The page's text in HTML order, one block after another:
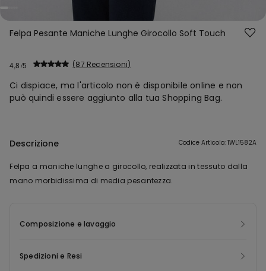
Felpa Pesante Maniche Lunghe Girocollo Soft Touch
4,8 87 Recensioni
Ci dispiace, ma l'articolo non è disponibile online e non
può quindi essere aggiunto alla tua Shopping Bag.
Descrizione Codice Articolo: 1WL1582A
Felpa a maniche lunghe a girocollo, realizzata in tessuto dalla
mano morbidissima di media pesantezza.
Composizione e lavaggio
Spedizioni e Resi